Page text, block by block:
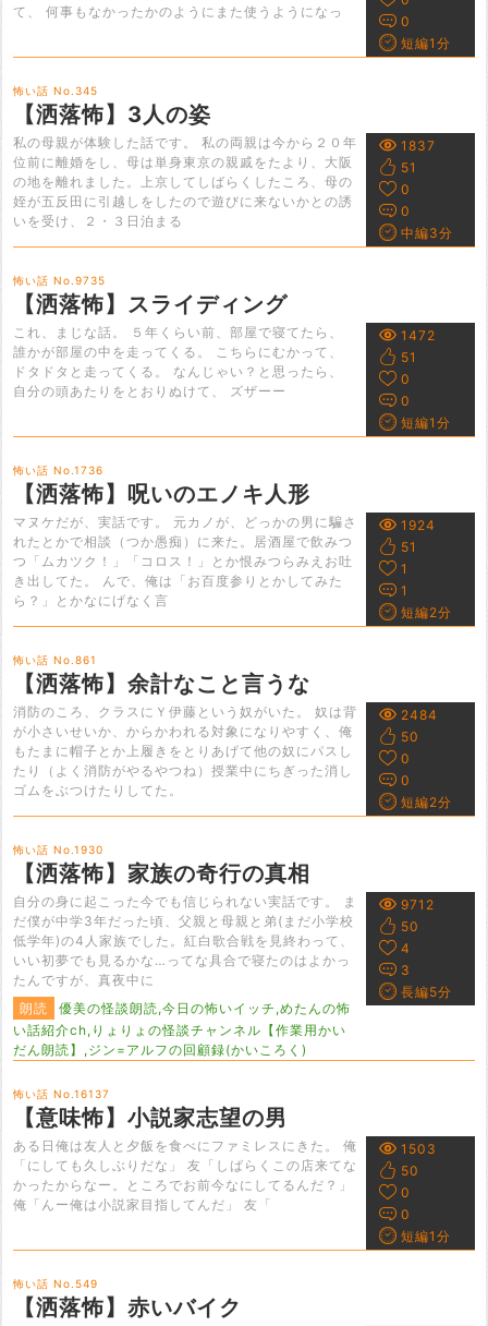
て、 何事もなかったかのようにまた使うようになっ
0
短編1分
怖い話 No.345
【洒落怖】3人の姿
私の母親が体験した話です。 私の両親は今から２０年
位前に離婚をし、母は単身東京の親戚をたより、大阪
の地を離れました。上京してしばらくしたころ、母の
姪が五反田に引越しをしたので遊びに来ないかとの誘
いを受け、２・３日泊まる
1837
51
0
0
中編3分
怖い話 No.9735
【洒落怖】スライディング
これ、まじな話。 ５年くらい前、部屋で寝てたら、
誰かが部屋の中を走ってくる。 こちらにむかって、
ドタドタと走ってくる。 なんじゃい？と思ったら、
自分の頭あたりをとおりぬけて、 ズザーー
1472
51
0
0
短編1分
怖い話 No.1736
【洒落怖】呪いのエノキ人形
マヌケだが、実話です。 元カノが、どっかの男に騙さ
れたとかで相談（つか愚痴）に来た。居酒屋で飲みつ
つ「ムカツク！」「コロス！」とか恨みつらみえお吐
き出してた。 んで、俺は「お百度参りとかしてみた
ら？」とかなにげなく言
1924
51
1
1
短編2分
怖い話 No.861
【洒落怖】余計なこと言うな
消防のころ、クラスにＹ伊藤という奴がいた。 奴は背
が小さいせいか、からかわれる対象になりやすく、俺
もたまに帽子とか上履きをとりあげて他の奴にパスし
たり（よく消防がやるやつね）授業中にちぎった消し
ゴムをぶつけたりしてた。
2484
50
0
0
短編2分
怖い話 No.1930
【洒落怖】家族の奇行の真相
自分の身に起こった今でも信じられない実話です。 ま
だ僕が中学3年だった頃、父親と母親と弟(まだ小学校
低学年)の4人家族でした。紅白歌合戦を見終わって、
いい初夢でも見るかな…ってな具合で寝たのはよかっ
たんですが、真夜中に
朗読
優美の怪談朗読,今日の怖いイッチ,めたんの怖
い話紹介ch,りょりょの怪談チャンネル【作業用かい
だん朗読】,ジン=アルフの回顧録(かいころく)
9712
50
4
3
長編5分
怖い話 No.16137
【意味怖】小説家志望の男
ある日俺は友人と夕飯を食べにファミレスにきた。 俺
「にしても久しぶりだな」 友「しばらくこの店来てな
かったからなー。ところでお前今なにしてるんだ？」
俺「んー俺は小説家目指してんだ」 友「
1503
50
0
0
短編1分
怖い話 No.549
【洒落怖】赤いバイク